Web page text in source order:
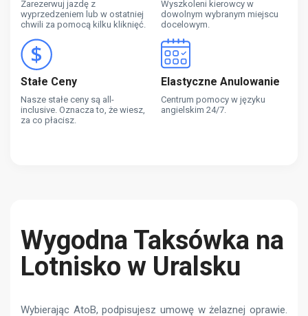
Zarezerwuj jazdę z
wyprzedzeniem lub w ostatniej
chwili za pomocą kilku kliknięć.
Wyszkoleni kierowcy w
dowolnym wybranym miejscu
docelowym.
Stałe Ceny
Nasze stałe ceny są all-
inclusive. Oznacza to, że wiesz,
za co płacisz.
Elastyczne Anulowanie
Centrum pomocy w języku
angielskim 24/7.
Wygodna Taksówka na
Lotnisko w Uralsku
Wybierając AtoB, podpisujesz umowę w żelaznej oprawie.